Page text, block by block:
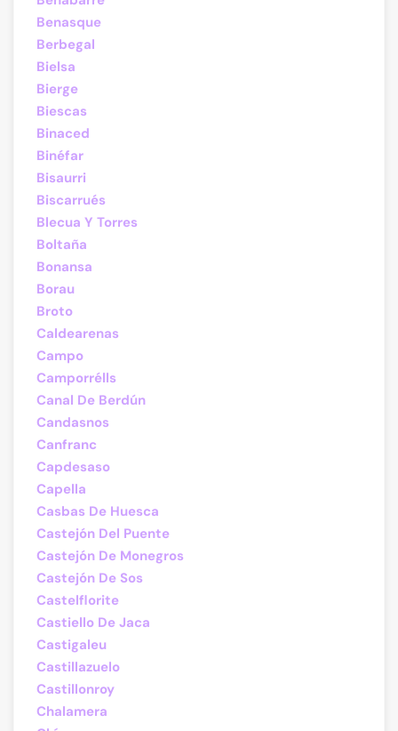
Benasque
Berbegal
Bielsa
Bierge
Biescas
Binaced
Binéfar
Bisaurri
Biscarrués
Blecua Y Torres
Boltaña
Bonansa
Borau
Broto
Caldearenas
Campo
Camporrélls
Canal De Berdún
Candasnos
Canfranc
Capdesaso
Capella
Casbas De Huesca
Castejón Del Puente
Castejón De Monegros
Castejón De Sos
Castelflorite
Castiello De Jaca
Castigaleu
Castillazuelo
Castillonroy
Chalamera